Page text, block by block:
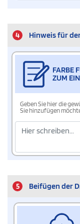
4 Hinweis für
FARBE
ZUM
Geben Sie hier die
Sie hinzufügen
5 Beifügen der